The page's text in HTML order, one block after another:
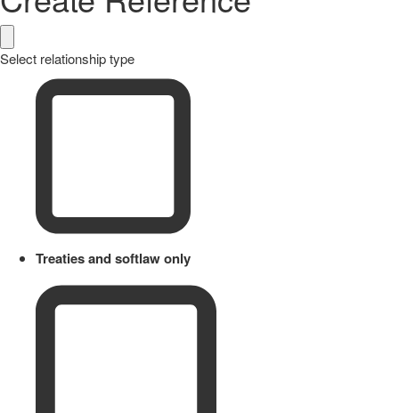
Select relationship type
Treaties and softlaw only